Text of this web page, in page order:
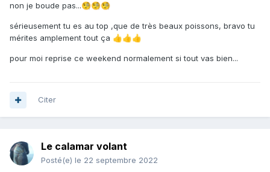
non je boude pas...🧐🧐🧐
sérieusement tu es au top ,que de très beaux poissons, bravo tu
mérites amplement tout ça 👍👍👍
pour moi reprise ce weekend normalement si tout vas bien...
Citer
Le calamar volant
Posté(e) le 22 septembre 2022